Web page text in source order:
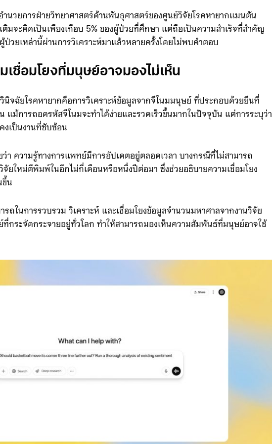
นวยการฝ่ายวิทยาศาสตร์ด้านพันธุศาสตร์ของศูนย์วิจัยโรคหายากแมนตัน
ติมจะคิดเป็นเพียงเกือบ 5% ของผู้ป่วยที่ศึกษา แต่ถือเป็นความสำเร็จที่สำคัญ
ป่วยเหล่านี้ผ่านการวิเคราะห์มาแล้วหลายครั้งโดยไม่พบคำตอบ
เชื่อมโยงที่มนุษย์อาจมองไม่เห็น
นิจฉัยโรคหายากคือการวิเคราะห์ข้อมูลจากจีโนมมนุษย์ ที่ประกอบด้วยยีนที่
แม้การถอดรหัสจีโนมจะทำได้ง่ายและรวดเร็วขึ้นมากในปัจจุบัน แต่การระบุว่า
งเป็นงานที่ซับซ้อน
า ความรู้ทางการแพทย์มีการอัปเดตอยู่ตลอดเวลา บางกรณีที่ไม่สามารถ
จัยใหม่ตีพิมพ์ในอีกไม่กี่เดือนหรือหนึ่งปีต่อมา ซึ่งช่วยอธิบายความเชื่อมโยง
ขึ้น
ถในการรวบรวม วิเคราะห์ และเชื่อมโยงข้อมูลจำนวนมหาศาลจากงานวิจัย
กระจัดกระจายอยู่ทั่วโลก ทำให้สามารถมองเห็นความสัมพันธ์ที่มนุษย์อาจใช้